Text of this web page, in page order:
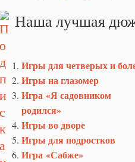
Наша лучшая
Игры для четверых и
Игры на глазомер
Игра «Я садовником
родился»
Игры во дворе
Игры для подростков
Игра «Сабже»